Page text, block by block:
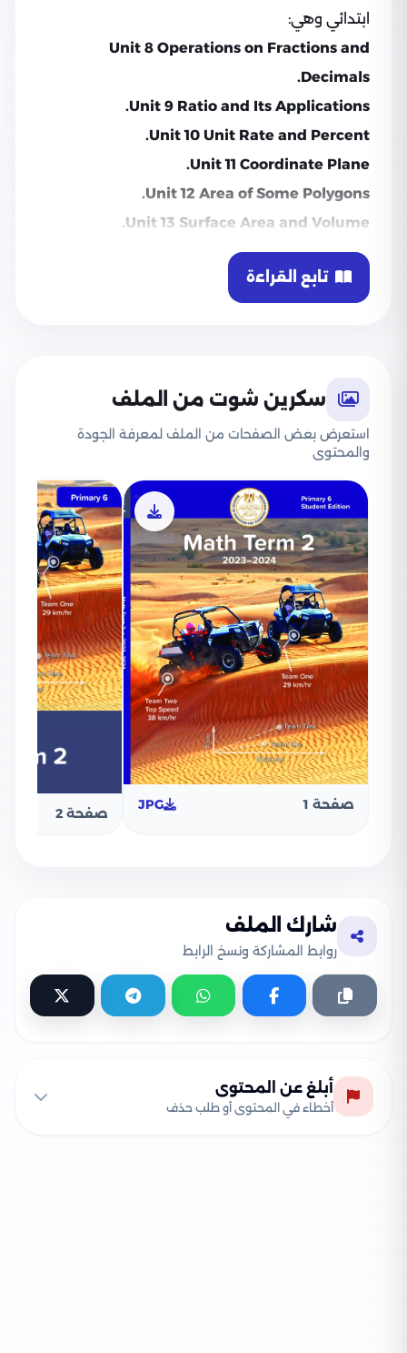
ابتدائي وهي:
Unit 8 Operations on Fractions and
Decimals.
Unit 9 Ratio and Its Applications.
Unit 10 Unit Rate and Percent.
Unit 11 Coordinate Plane.
Unit 12 Area of Some Polygons.
Unit 13 Surface Area and Volume.
تابع القراءة
سكرين شوت من الملف
استعرض بعض الصفحات من الملف لمعرفة الجودة
والمحتوى
صفحة 1 JPG
صفحة 2
شارك الملف
روابط المشاركة ونسخ الرابط
أبلغ عن المحتوى
أخطاء في المحتوى أو طلب حذف